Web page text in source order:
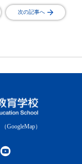
次の記事へ
（GoogleMap）